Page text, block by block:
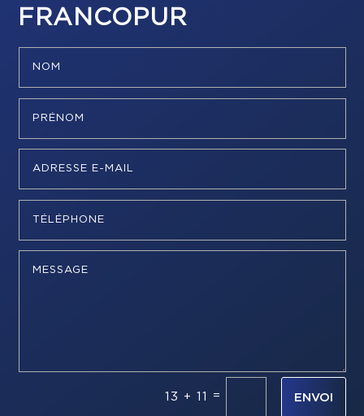
FRANCOPUR
13 + 11 = ENVOI